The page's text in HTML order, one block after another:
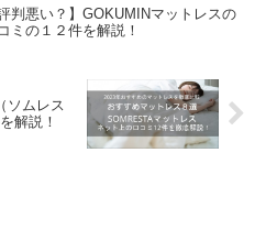
評判悪い？】GOKUMINマットレスの
ミの１２件を解説！
ソムレス
解説！